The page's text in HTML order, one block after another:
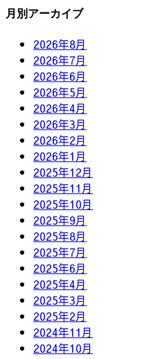
月別アーカイブ
2026年8月
2026年7月
2026年6月
2026年5月
2026年4月
2026年3月
2026年2月
2026年1月
2025年12月
2025年11月
2025年10月
2025年9月
2025年8月
2025年7月
2025年6月
2025年4月
2025年3月
2025年2月
2024年11月
2024年10月